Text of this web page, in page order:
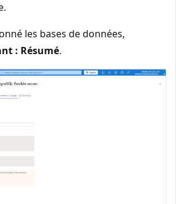
les bases de données,
: Résumé.